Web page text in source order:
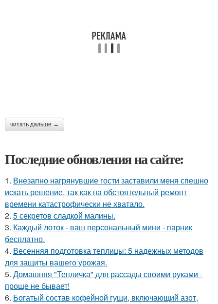
читать дальше →
Последние обновления на сайте:
1. Внезапно нагрянувшие гости заставили меня спешно
искать решение, так как на обстоятельный ремонт
времени катастрофически не хватало.
2. 5 секретов сладкой малины.
3. Каждый лоток - ваш персональный мини - парник
бесплатно.
4. Весенняя подготовка теплицы: 5 надежных методов
для защиты вашего урожая.
5. Домашняя "Тепличка" для рассады своими руками -
проще не бывает!
6. Богатый состав кофейной гущи, включающий азот,